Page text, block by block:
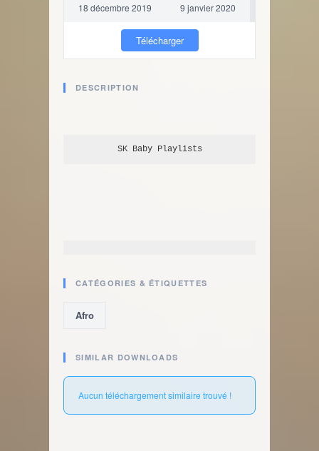
18 décembre 2019 9 janvier 2020
Télécharger
DESCRIPTION
SK Baby Playlists
CATÉGORIES & ÉTIQUETTES
Afro
SIMILAR DOWNLOADS
Aucun téléchargement similaire trouvé !